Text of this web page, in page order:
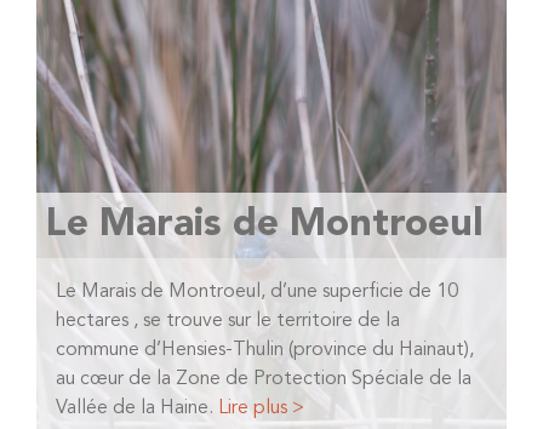
Le Marais de Montroeul
Le Marais de Montroeul, d’une superficie de 10
hectares , se trouve sur le territoire de la
commune d’Hensies-Thulin (province du Hainaut),
au cœur de la Zone de Protection Spéciale de la
Vallée de la Haine. Lire plus >